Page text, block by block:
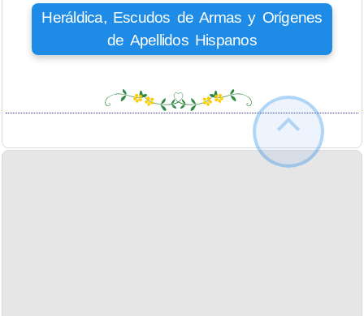
Heráldica, Escudos de Armas y Orígenes
de Apellidos Hispanos